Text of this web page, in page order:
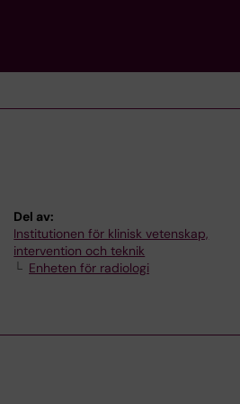
Del av:
Institutionen för klinisk vetenskap,
intervention och teknik
Enheten för radiologi